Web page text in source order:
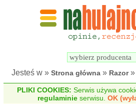
Jesteś w » Strona główna » Razor»
PLIKI COOKIES: Serwis używa
regulaminie serwisu.OK